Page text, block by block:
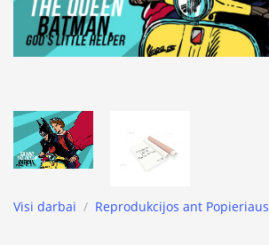
Visi darbai / Reprodukcijos ant Popieriaus